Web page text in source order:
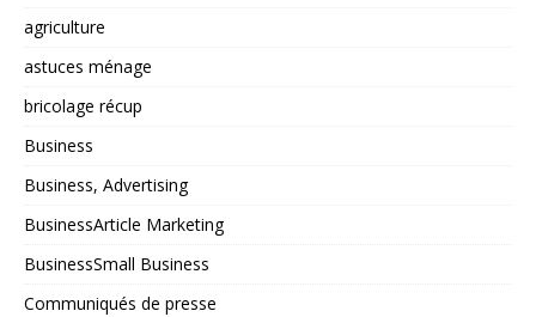
agriculture
astuces ménage
bricolage récup
Business
Business, Advertising
BusinessArticle Marketing
BusinessSmall Business
Communiqués de presse